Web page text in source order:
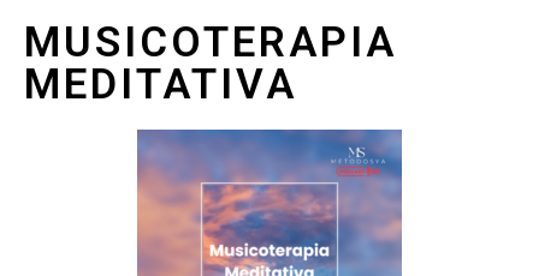
MUSICOTERAPIA
MEDITATIVA